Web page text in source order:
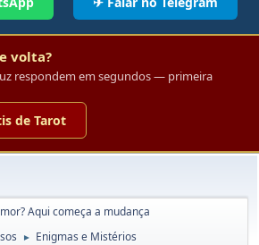
volta?
respondem em segundos — primeira
de Tarot
Aqui começa a mudança
► Enigmas e Mistérios